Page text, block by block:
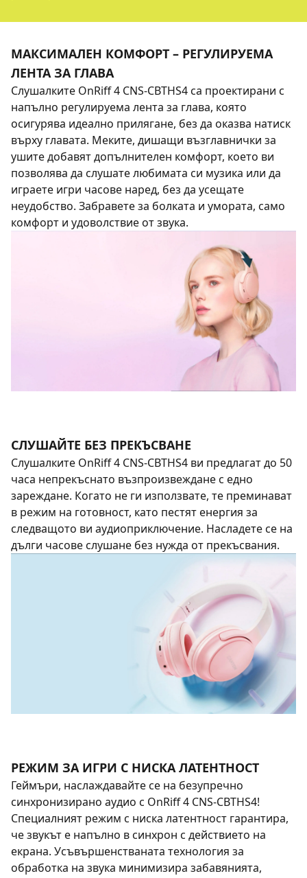
МАКСИМАЛЕН КОМФОРТ – РЕГУЛИРУЕМА
ЛЕНТА ЗА ГЛАВА
Слушалките OnRiff 4 CNS-CBTHS4 са проектирани с
напълно регулируема лента за глава, която
осигурява идеално прилягане, без да оказва натиск
върху главата. Меките, дишащи възглавнички за
ушите добавят допълнителен комфорт, което ви
позволява да слушате любимата си музика или да
играете игри часове наред, без да усещате
неудобство. Забравете за болката и умората, само
комфорт и удоволствие от звука.
СЛУШАЙТЕ БЕЗ ПРЕКЪСВАНЕ
Слушалките OnRiff 4 CNS-CBTHS4 ви предлагат до 50
часа непрекъснато възпроизвеждане с едно
зареждане. Когато не ги използвате, те преминават
в режим на готовност, като пестят енергия за
следващото ви аудиоприключение. Насладете се на
дълги часове слушане без нужда от прекъсвания.
РЕЖИМ ЗА ИГРИ С НИСКА ЛАТЕНТНОСТ
Геймъри, наслаждавайте се на безупречно
синхронизирано аудио с OnRiff 4 CNS-CBTHS4!
Специалният режим с ниска латентност гарантира,
че звукът е напълно в синхрон с действието на
екрана. Усъвършенстваната технология за
обработка на звука минимизира забавянията,